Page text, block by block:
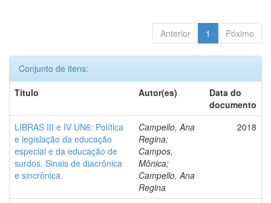
Anterior 1 Póximo
Conjunto de itens:
Título
Autor(es)
Data do
documento
LIBRAS III e IV UN6: Política
e legislação da educação
especial e da educação de
surdos. Sinais de diacrônica
e sincrônica.
Campello, Ana
Regina;
Campos,
Mônica;
Campello, Ana
Regina
2018